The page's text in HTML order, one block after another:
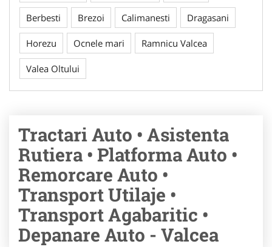
Berbesti Brezoi Calimanesti Dragasani
Horezu Ocnele mari Ramnicu Valcea
Valea Oltului
Tractari Auto • Asistenta
Rutiera • Platforma Auto •
Remorcare Auto •
Transport Utilaje •
Transport Agabaritic •
Depanare Auto - Valcea